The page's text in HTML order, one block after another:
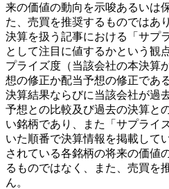
来の価値の動向を示唆あるいは
た、売買を推奨するものではあ
決算を扱う記事における「サプ
として注目に値するかという観
プライズ度（当該会社の本決算
想の修正か配当予想の修正であ
決算結果ならびに当該会社が過
予想との比較及び過去の決算と
い銘柄であり、また「サプライ
いた順番で決算情報を掲載して
されている各銘柄の将来の価値
るものではなく、また、売買を
ん。